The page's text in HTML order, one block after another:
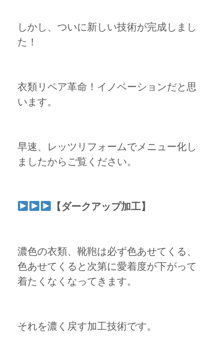
しかし、ついに新しい技術が完成しまし
た！
衣類リペア革命！イノベーションだと思
います。
早速、レッツリフォームでメニュー化し
ましたからご覧ください。
【ダークアップ加工】
濃色の衣類、靴鞄は必ず色あせてくる、
色あせてくると次第に愛着度が下がって
着たくなくなってきます。
それを濃く戻す加工技術です。